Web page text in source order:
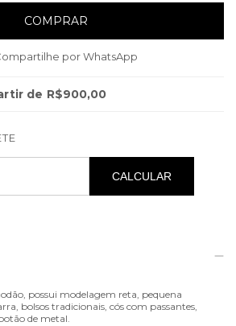
por WhatsApp
de R$900,00
ALTERAR CEP
CALCULAR
possui modelagem reta, pequena
bolsos tradicionais, cós com passantes,
de metal.